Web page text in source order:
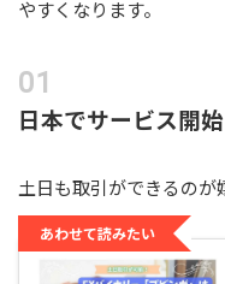
やすくなります。
日本でサービス開
土日も取引ができるのが
あわせて読みたい